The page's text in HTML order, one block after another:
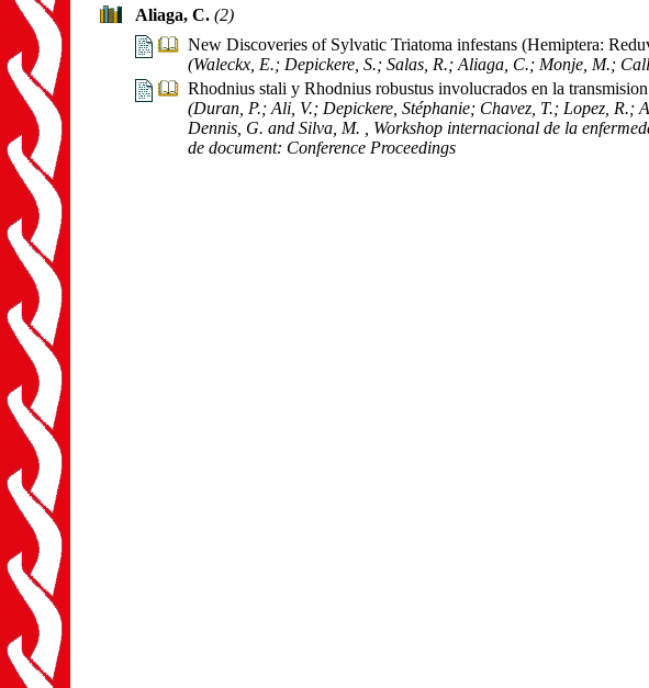
Aliaga, C. (2)
New Discoveries of Sylvatic Triatoma infestans (Hemiptera:
(Waleckx, E.; Depickere, S.; Salas, R.; Aliaga, C.; Monje, M.;
Rhodnius stali y Rhodnius robustus involucrados en la
(Duran, P.; Ali, V.; Depickere, Stéphanie; Chavez, T.; Lopez,
Dennis, G. and Silva, M.
, Workshop internacional de la
de document: Conference Proceedings